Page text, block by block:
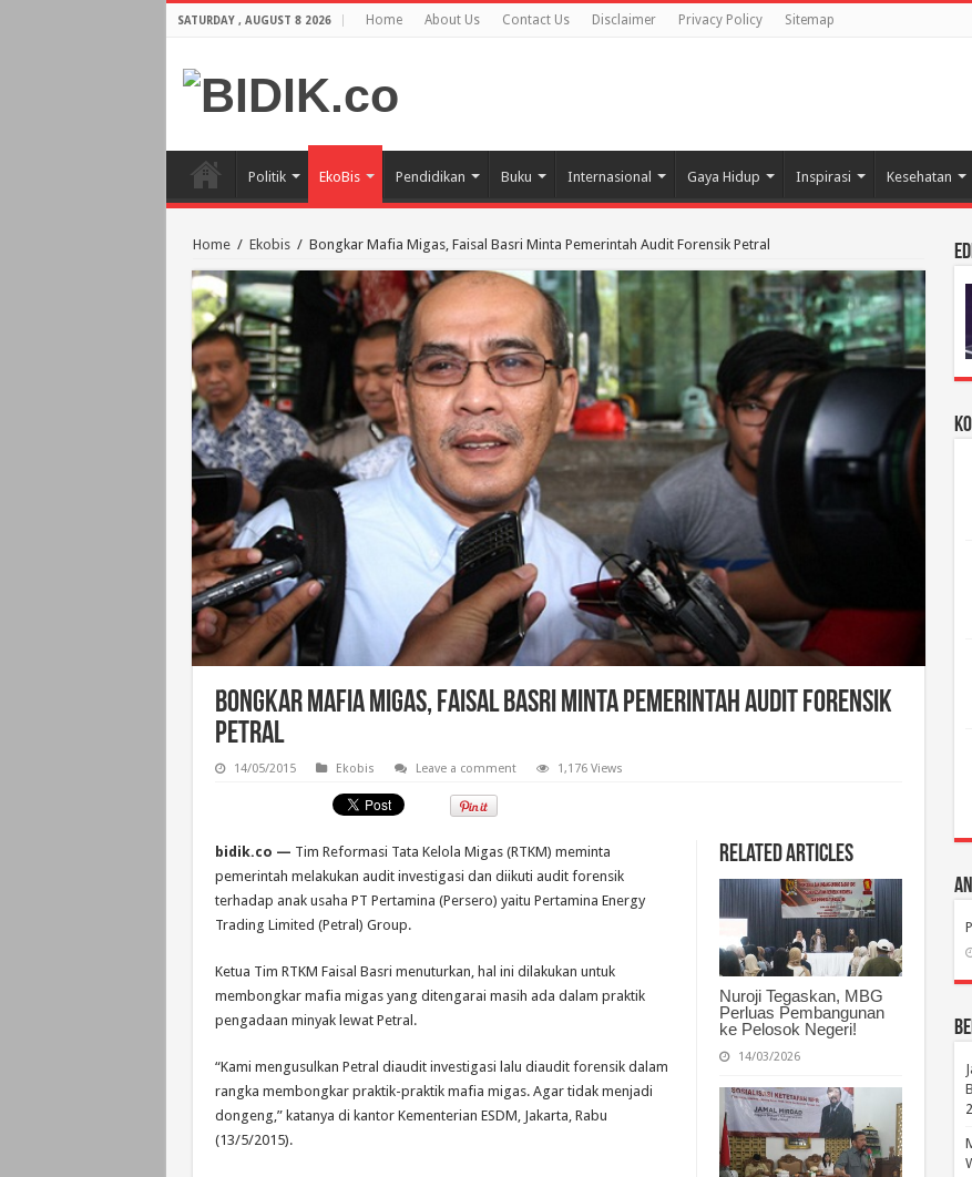
SATURDAY , AUGUST 8 2026 Home About Us Contact Us Disclaimer Privacy Policy Sitemap
Politik EkoBis Pendidikan Buku Internasional Gaya Hidup Inspirasi Kesehatan
Home / Ekobis / Bongkar Mafia Migas, Faisal Basri Minta Pemerintah Audit Forensik Petral
Bongkar Mafia Migas, Faisal Basri Minta Pemerintah Audit Forensik
Petral
14/05/2015 Ekobis Leave a comment 1,176 Views
Related Articles
Nuroji Tegaskan, MBG
Perluas Pembangunan
ke Pelosok Negeri!
14/03/2026
bidik.co — Tim Reformasi Tata Kelola Migas (RTKM) meminta
pemerintah melakukan audit investigasi dan diikuti audit forensik
terhadap anak usaha PT Pertamina (Persero) yaitu Pertamina Energy
Trading Limited (Petral) Group.
Ketua Tim RTKM Faisal Basri menuturkan, hal ini dilakukan untuk
membongkar mafia migas yang ditengarai masih ada dalam praktik
pengadaan minyak lewat Petral.
“Kami mengusulkan Petral diaudit investigasi lalu diaudit forensik dalam
rangka membongkar praktik-praktik mafia migas. Agar tidak menjadi
dongeng,” katanya di kantor Kementerian ESDM, Jakarta, Rabu
(13/5/2015).